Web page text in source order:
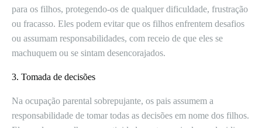
para os filhos, protegendo-os de qualquer dificuldade, frustração
ou fracasso. Eles podem evitar que os filhos enfrentem desafios
ou assumam responsabilidades, com receio de que eles se
machuquem ou se sintam desencorajados.
3. Tomada de decisões
Na ocupação parental sobrepujante, os pais assumem a
responsabilidade de tomar todas as decisões em nome dos filhos.